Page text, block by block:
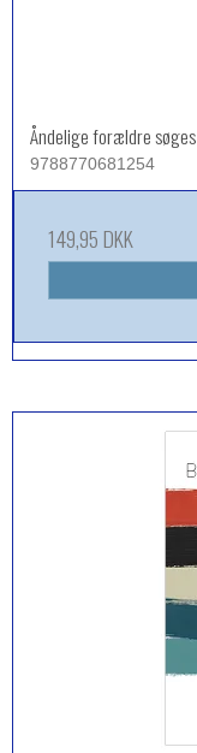
Åndelige forældre søges
9788770681254
149,95 DKK